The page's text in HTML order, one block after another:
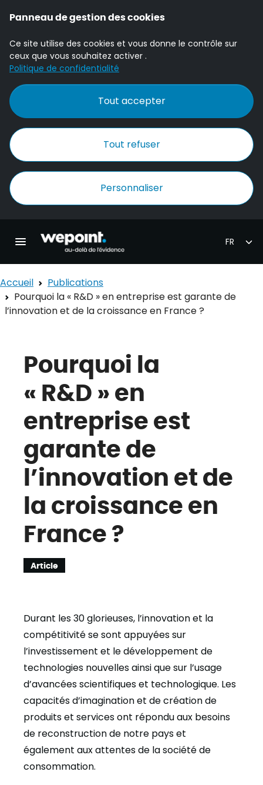
Panneau de gestion des cookies
Ce site utilise des cookies et vous donne le contrôle sur
ceux que vous souhaitez activer .
Politique de confidentialité
Tout accepter
Tout refuser
Personnaliser
Ouvrir la navigation principale
Accueil
Publications
Pourquoi la « R&D » en entreprise est garante de
l’innovation et de la croissance en France ?
Pourquoi la
« R&D » en
entreprise est
garante de
l’innovation et de
la croissance en
France ?
Article
Durant les 30 glorieuses, l’innovation et la
compétitivité se sont appuyées sur
l’investissement et le développement de
technologies nouvelles ainsi que sur l’usage
d’avancées scientifiques et technologique. Les
capacités d’imagination et de création de
produits et services ont répondu aux besoins
de reconstruction de notre pays et
également aux attentes de la société de
consommation.